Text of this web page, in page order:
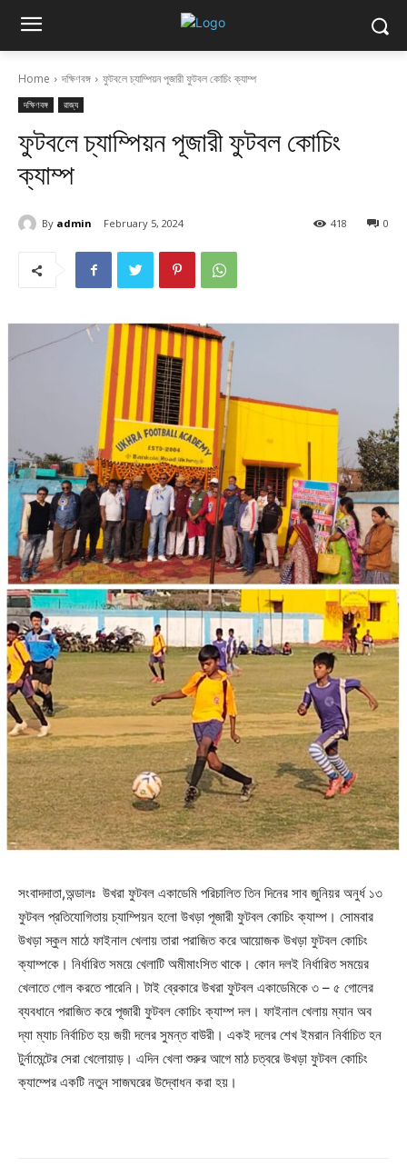
Home দক্ষিণবঙ্গ ফুটবলে চ্যাম্পিয়ন পূজারী ফুটবল কোচিং ক্যাম্প
দক্ষিণবঙ্গ রাজ্য
ফুটবলে চ্যাম্পিয়ন পূজারী ফুটবল কোচিং
ক্যাম্প
By admin February 5, 2024 0
418
সংবাদদাতা,অন্ডালঃ উখরা ফুটবল একাডেমি পরিচালিত তিন দিনের সাব জুনিয়র অনুর্ধ ১৩
ফুটবল প্রতিযোগিতায় চ্যাম্পিয়ন হলো উখড়া পূজারী ফুটবল কোচিং ক্যাম্প। সোমবার
উখড়া স্কুল মাঠে ফাইনাল খেলায় তারা পরাজিত করে আয়োজক উখড়া ফুটবল কোচিং
ক্যাম্পকে। নির্ধারিত সময়ে খেলাটি অমীমাংসিত থাকে। কোন দলই নির্ধারিত সময়ের
খেলাতে গোল করতে পারেনি। টাই ব্রেকারে উখরা ফুটবল একাডেমিকে ৩ – ৫ গোলের
ব্যবধানে পরাজিত করে পূজারী ফুটবল কোচিং ক্যাম্প দল। ফাইনাল খেলায় ম্যান অব
দ্যা ম্যাচ নির্বাচিত হয় জয়ী দলের সুমন্ত বাউরী। একই দলের শেখ ইমরান নির্বাচিত হন
টুর্নামেন্টের সেরা খেলোয়াড়। এদিন খেলা শুরুর আগে মাঠ চত্বরে উখড়া ফুটবল কোচিং
ক্যাম্পের একটি নতুন সাজঘরের উদ্বোধন করা হয়।